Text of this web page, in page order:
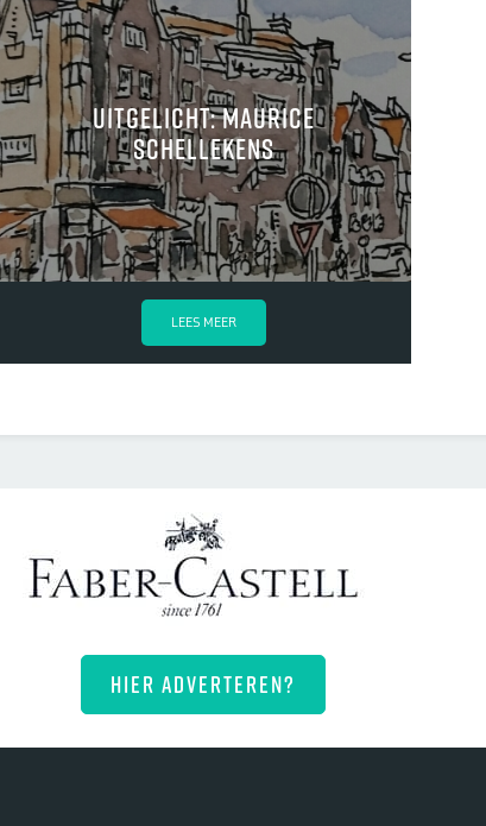
uitgelicht: Maurice
Schellekens
LEES MEER
HIER ADVERTEREN?